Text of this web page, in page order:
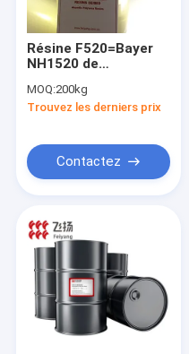
Produits
A propos de nous
Visite d'usine
Résine F520=Bayer
NH1520 de
Polyaspartic
Polyurea
MOQ:200kg
Trouvez les derniers prix
Contactez